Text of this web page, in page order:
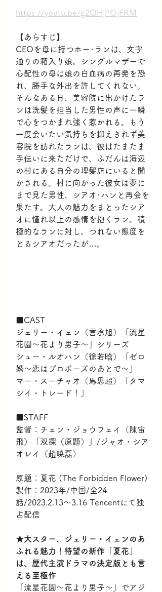
https://youtu.be/g2OHjPOjFRM
【あらすじ】
CEOを母に持つホー･ランは、文字
通りの箱入り娘。シングルマザーで
心配性の母は娘の白血病の再発を恐
れ、勝手な外出を許してくれない。
そんなある日、美容院に出かけたラ
ンは洗髪を担当した男性の声に一瞬
で心をつかまれ強く惹かれる。もう
一度会いたい気持ちを抑えきれず美
容院を訪れたランは、彼はたまたま
手伝いに来ただけで、ふだんは海辺
の村にある自分の理髪店にいると聞
かされる。村に向かった彼女は夢に
まで見た男性、シアオ･ハンと再会を
果たす。大人の魅力をまとったシア
オに憧れ以上の感情を抱くラン。積
極的なランに対し、つれない態度を
とるシアオだったが…。
■CAST
ジェリー・イェン（言承旭）「流星
花園～花より男子～」シリーズ
シュー・ルオハン（徐若晗）「ゼロ
婚～恋はプロポーズのあとで～」
マー・スーチャオ（馬思超）「タマ
シイ・トレード！」
■STAFF
監督：チェン・ジョウフェイ（陳宙
飛）「双探（原題）」/ジャオ・シア
オレイ（趙暁磊）
原題：夏花 (The Forbidden Flower)
製作：2023年/中国/全24
話/2023.2.13～3.16 Tencentにて独
占配信
★大スター、ジェリー・イェンのあ
ふれる魅力！待望の新作「夏花」
は、歴代主演ドラマの決定版とも言
える至極作
「流星花園～花より男子～」でアジ